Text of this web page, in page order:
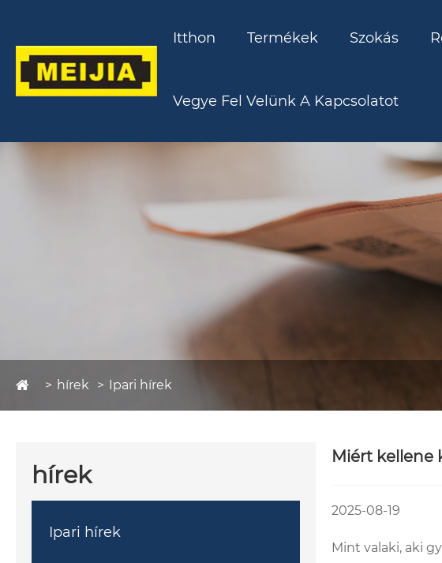
Itthon Termékek Szokás
Vegye Fel Velünk A Kapcsolatot
hírek Ipari hírek
hírek
Ipari hírek
Miért kellene
2025-08-19
Mint valaki, aki